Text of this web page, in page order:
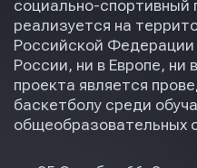
социально-спортивный
реализуется на
Российской Федерации
России, ни в Европе,
проекта является
баскетболу среди
общеобразовательных